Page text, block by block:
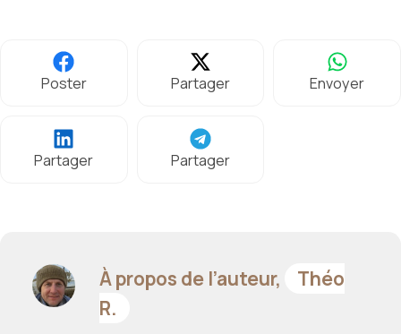
Poster Partager Envoyer
Partager Partager
À propos de l’auteur,
Théo
R.